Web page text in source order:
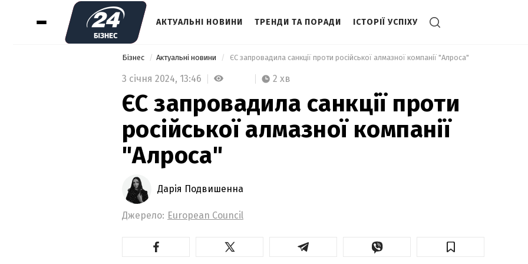
АКТУАЛЬНІ НОВИНИ ТРЕНДИ ТА ПОРАДИ ІСТОРІЇ УСПІХУ
Бізнес Актуальні новини ЄС запровадила санкції проти російської алмазної компанії "Алроса"
3 січня 2024, 13:46 2 хв
ЄС запровадила санкції проти
російської алмазної компанії
"Алроса"
Дарія Подвишенна
Джерело: European Council